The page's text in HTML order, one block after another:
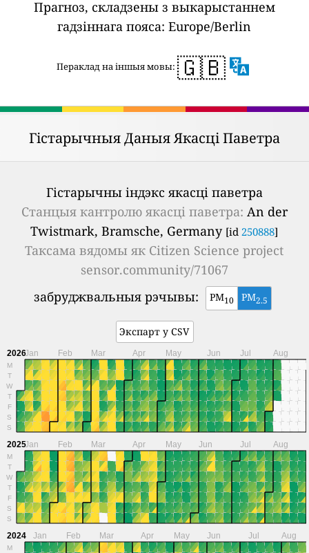
Прагноз, складзены з выкарыстаннем
гадзіннага пояса: Europe/Berlin
Пераклад на іншыя мовы: 🇬🇧
Гістарычныя Даныя Якасці Паветра
Гістарычны індэкс якасці паветра
Станцыя кантролю якасці паветра: An der
Twistmark, Bramsche, Germany [id250888]
Таксама вядомы як Citizen Science project
sensor.community/71067
забруджвальныя рэчывы:
PM10 PM2.5
Экспарт у CSV
2026
M
T
W
T
F
S
S
Jan Feb Mar Apr May Jun Jul Aug
2025
M
T
W
T
F
S
S
Jan Feb Mar Apr May Jun Jul Aug
2024
M
Jan Feb Mar Apr May Jun Jul Aug